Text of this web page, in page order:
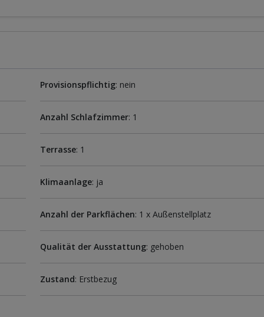
Provisionspflichtig: nein
Anzahl Schlafzimmer: 1
Terrasse: 1
Klimaanlage: ja
Anzahl der Parkflächen: 1 x Außenstellplatz
Qualität der Ausstattung: gehoben
Zustand: Erstbezug